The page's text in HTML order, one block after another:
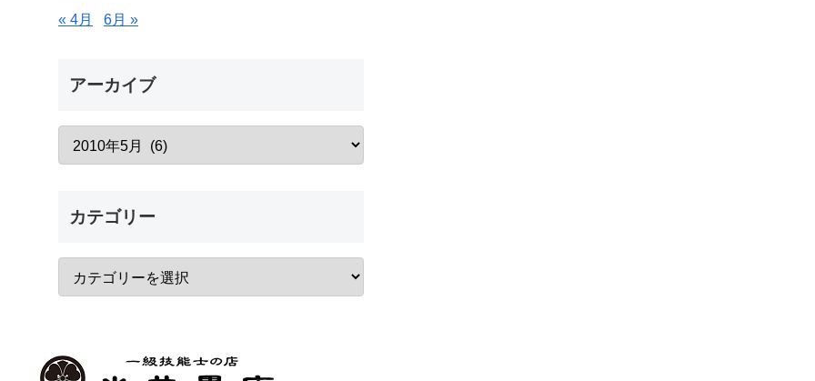
« 4月 6月 »
アーカイブ
カテゴリー